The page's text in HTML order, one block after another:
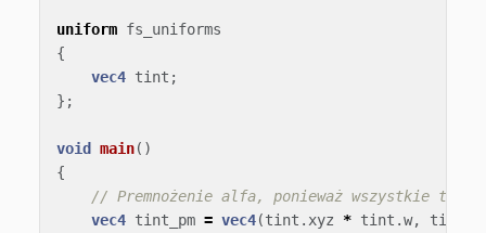
uniform fs_uniforms
{
vec4 tint ;
};
void main()
{
// Premnożenie alfa, ponieważ wszystkie
vec4 tint_pm = vec4(tint . xyz * tint .w, tint